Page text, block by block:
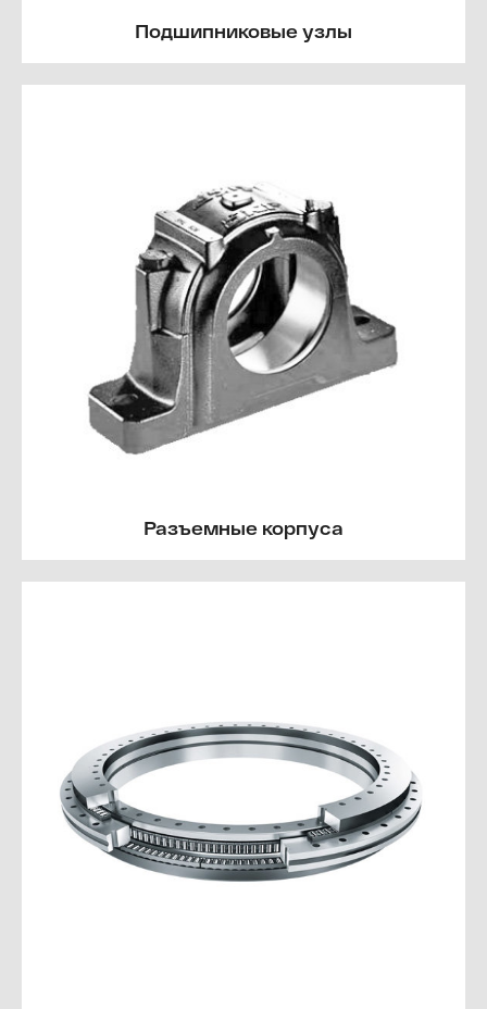
Подшипниковые узлы
Разъемные корпуса